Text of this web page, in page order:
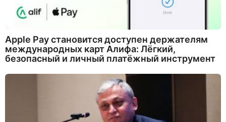
Apple Pay становится доступен держателям
международных карт Алифа: Лёгкий,
безопасный и личный платёжный инструмент